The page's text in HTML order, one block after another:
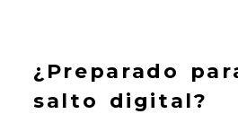
¿Preparado
salto digital?